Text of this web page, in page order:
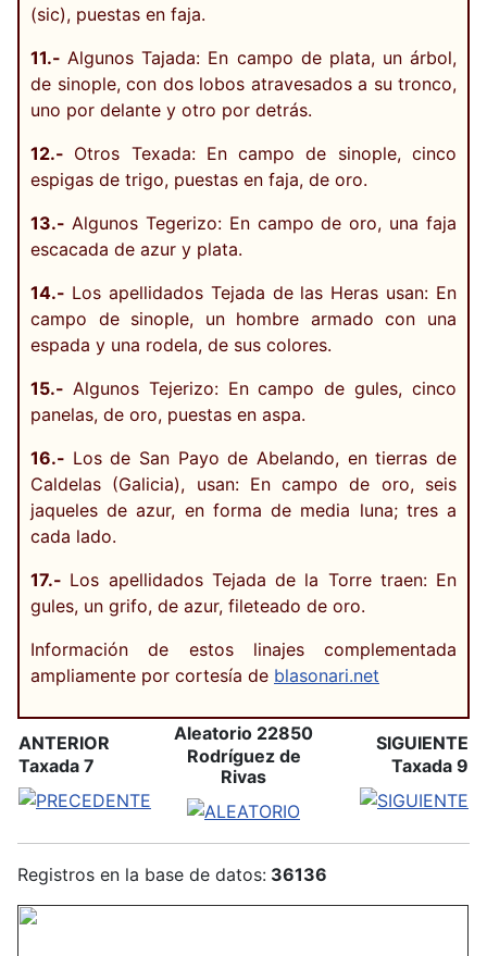
(sic), puestas en faja.
11.-Algunos Tajada: En campo de plata, un árbol,
de sinople, con dos lobos atravesados a su tronco,
uno por delante y otro por detrás.
12.- Otros Texada: En campo de sinople, cinco
espigas de trigo, puestas en faja, de oro.
13.- Algunos Tegerizo: En campo de oro, una faja
escacada de azur y plata.
14.- Los apellidados Tejada de las Heras usan: En
campo de sinople, un hombre armado con una
espada y una rodela, de sus colores.
15.- Algunos Tejerizo: En campo de gules, cinco
panelas, de oro, puestas en aspa.
16.- Los de San Payo de Abelando, en tierras de
Caldelas (Galicia), usan: En campo de oro, seis
jaqueles de azur, en forma de media luna; tres a
cada lado.
17.- Los apellidados Tejada de la Torre traen: En
gules, un grifo, de azur, fileteado de oro.
Información de estos linajes complementada
ampliamente por cortesía de blasonari.net
ANTERIOR
Taxada 7
Aleatorio 22850
Rodríguez de
Rivas
SIGUIENTE
Taxada 9
Registros en la base de datos: 36136